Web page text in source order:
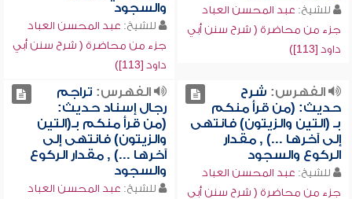
للشيخ: عبد المحسن العباد
جزء من محاضرة ( شرح سنن أبي
داود [113])
والسجود
للشيخ: عبد المحسن العباد
جزء من محاضرة ( شرح سنن أبي
داود [113])
الفهرس: شرح
حديث: (من قرأ منكم
بـ (التين والزيتون) فانتهى
إلى آخرها ...) , مقدار
الركوع والسجود
للشيخ: عبد المحسن العباد
جزء من محاضرة ( شرح سنن أبي
الفهرس: تراجم
رجال إسناد حديث:
(من قرأ منكم بـ(التين
والزيتون) فانتهى إلى
آخرها ...) , مقدار الركوع
والسجود
للشيخ: عبد المحسن العباد